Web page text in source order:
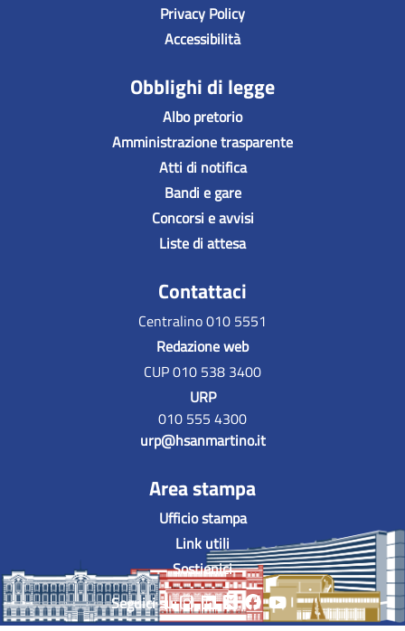
Privacy Policy
Accessibilità
Obblighi di legge
Albo pretorio
Amministrazione trasparente
Atti di notifica
Bandi e gare
Concorsi e avvisi
Liste di attesa
Contattaci
Centralino 010 5551
Redazione web
CUP 010 538 3400
URP
010 555 4300
urp@hsanmartino.it
Area stampa
Ufficio stampa
Link utili
Sostienici
Seguici su: